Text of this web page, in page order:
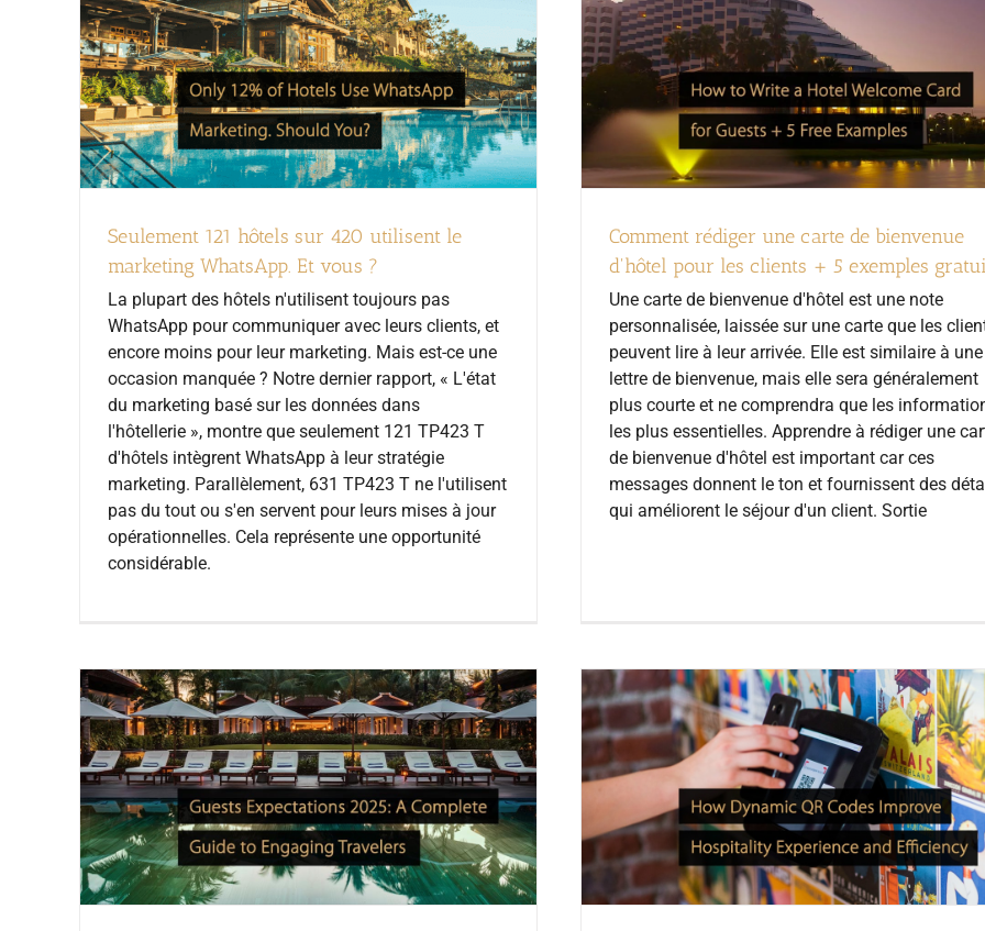
Seulement 121 hôtels sur 420 utilisent le
marketing WhatsApp. Et vous ?
La plupart des hôtels n'utilisent toujours pas
WhatsApp pour communiquer avec leurs clients, et
encore moins pour leur marketing. Mais est-ce une
occasion manquée ? Notre dernier rapport, « L'état
du marketing basé sur les données dans
l'hôtellerie », montre que seulement 121 TP423 T
d'hôtels intègrent WhatsApp à leur stratégie
marketing. Parallèlement, 631 TP423 T ne l'utilisent
pas du tout ou s'en servent pour leurs mises à jour
opérationnelles. Cela représente une opportunité
considérable.
Comment rédiger une carte de bienvenue
d'hôtel pour les clients + 5 exemples
Une carte de bienvenue d'hôtel est une note
personnalisée, laissée sur une carte que les
peuvent lire à leur arrivée. Elle est similaire à une
lettre de bienvenue, mais elle sera généralement
plus courte et ne comprendra que les
les plus essentielles. Apprendre à rédiger une
de bienvenue d'hôtel est important car ces
messages donnent le ton et fournissent des
qui améliorent le séjour d'un client. Sortie